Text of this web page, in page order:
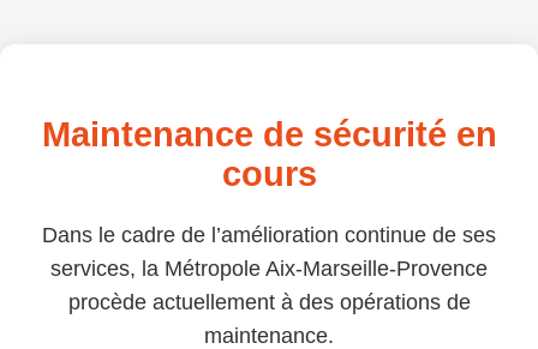
Maintenance de sécurité en
cours
Dans le cadre de l’amélioration continue de ses
services, la Métropole Aix-Marseille-Provence
procède actuellement à des opérations de
maintenance.